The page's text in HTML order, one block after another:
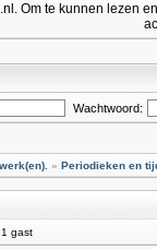
Om te kunnen lezen
Wachtwoord:
» Periodieken en
gast